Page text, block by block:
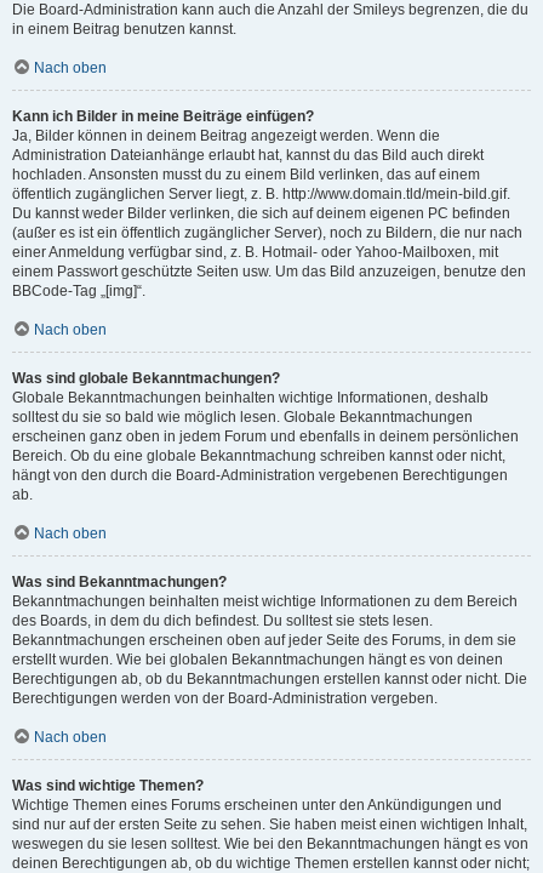
Die Board-Administration kann auch die Anzahl der Smileys begrenzen, die du
in einem Beitrag benutzen kannst.
Nach oben
Kann ich Bilder in meine Beiträge einfügen?
Ja, Bilder können in deinem Beitrag angezeigt werden. Wenn die
Administration Dateianhänge erlaubt hat, kannst du das Bild auch direkt
hochladen. Ansonsten musst du zu einem Bild verlinken, das auf einem
öffentlich zugänglichen Server liegt, z. B. http://www.domain.tld/mein-bild.gif.
Du kannst weder Bilder verlinken, die sich auf deinem eigenen PC befinden
(außer es ist ein öffentlich zugänglicher Server), noch zu Bildern, die nur nach
einer Anmeldung verfügbar sind, z. B. Hotmail- oder Yahoo-Mailboxen, mit
einem Passwort geschützte Seiten usw. Um das Bild anzuzeigen, benutze den
BBCode-Tag „[img]“.
Nach oben
Was sind globale Bekanntmachungen?
Globale Bekanntmachungen beinhalten wichtige Informationen, deshalb
solltest du sie so bald wie möglich lesen. Globale Bekanntmachungen
erscheinen ganz oben in jedem Forum und ebenfalls in deinem persönlichen
Bereich. Ob du eine globale Bekanntmachung schreiben kannst oder nicht,
hängt von den durch die Board-Administration vergebenen Berechtigungen
ab.
Nach oben
Was sind Bekanntmachungen?
Bekanntmachungen beinhalten meist wichtige Informationen zu dem Bereich
des Boards, in dem du dich befindest. Du solltest sie stets lesen.
Bekanntmachungen erscheinen oben auf jeder Seite des Forums, in dem sie
erstellt wurden. Wie bei globalen Bekanntmachungen hängt es von deinen
Berechtigungen ab, ob du Bekanntmachungen erstellen kannst oder nicht. Die
Berechtigungen werden von der Board-Administration vergeben.
Nach oben
Was sind wichtige Themen?
Wichtige Themen eines Forums erscheinen unter den Ankündigungen und
sind nur auf der ersten Seite zu sehen. Sie haben meist einen wichtigen Inhalt,
weswegen du sie lesen solltest. Wie bei den Bekanntmachungen hängt es von
deinen Berechtigungen ab, ob du wichtige Themen erstellen kannst oder nicht;